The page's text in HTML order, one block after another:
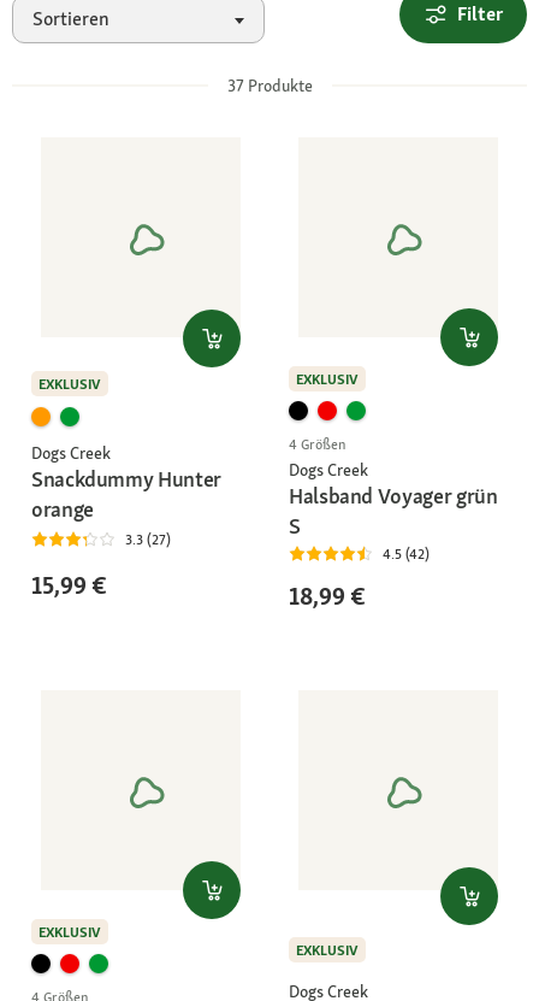
Sortieren Filter
37Produkte
EXKLUSIV
Dogs Creek
Snackdummy Hunter
orange
3.3 (27)
15,99 €
EXKLUSIV
4 Größen
Dogs Creek
Halsband Voyager grün
S
4.5 (42)
18,99 €
EXKLUSIV
EXKLUSIV
Dogs Creek